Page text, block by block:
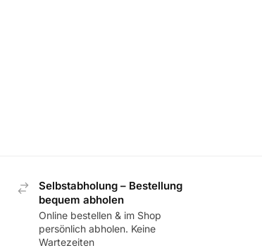
Selbstabholung – Bestellung
bequem abholen
Online bestellen & im Shop
persönlich abholen. Keine
Wartezeiten